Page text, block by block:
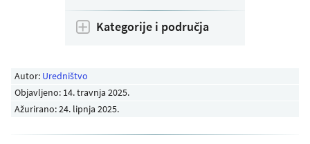
Autor: Uredništvo
Objavljeno: 14. travnja 2025.
Ažurirano: 24. lipnja 2025.
Kategorije i područja